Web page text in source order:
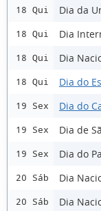
18 Qui Dia da
18 Qui Dia
18 Qui Dia
18 Qui Dia do
19 Sex Dia do
19 Sex Dia de
19 Sex Dia do
20 Sáb Dia
20 Sáb Dia